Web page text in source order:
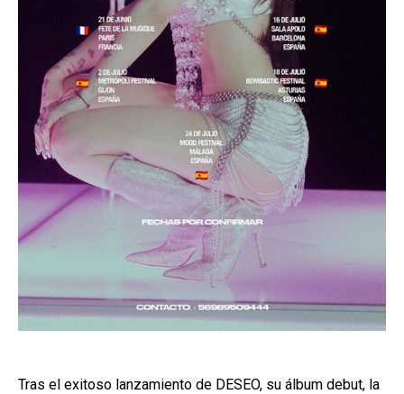
Tras el exitoso lanzamiento de DESEO, su álbum debut, la